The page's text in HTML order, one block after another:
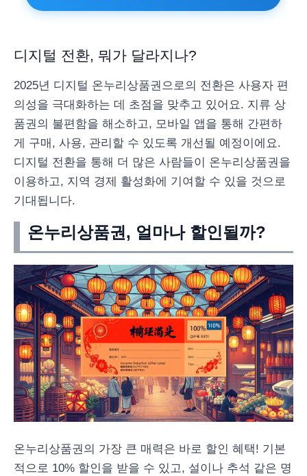
디지털 전환, 뭐가 달라지나?
2025년 디지털 온누리상품권으로의 전환은 사용자 편
의성을 극대화하는 데 초점을 맞추고 있어요. 지류 상
품권의 불편함을 해소하고, 모바일 앱을 통해 간편하
게 구매, 사용, 관리할 수 있도록 개선될 예정이에요.
디지털 전환을 통해 더 많은 사람들이 온누리상품권을
이용하고, 지역 경제 활성화에 기여할 수 있을 것으로
기대됩니다.
온누리상품권, 얼마나 할인될까?
온누리상품권의 가장 큰 매력은 바로 할인 혜택! 기본
적으로 10% 할인을 받을 수 있고, 설이나 추석 같은 명